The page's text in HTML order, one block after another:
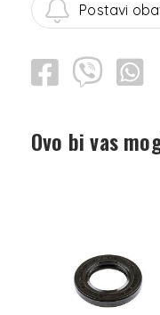
Postavi
Ovo bi vas